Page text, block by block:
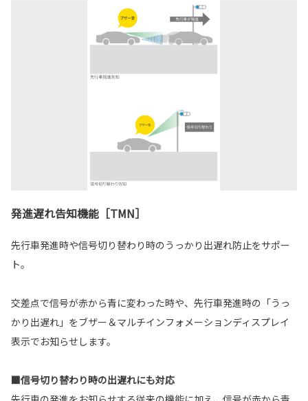
発進遅れ告知機能［TMN］
先行車発進時や信号切り替わり時のうっかり出遅れ防止をサポー
ト。
交差点で信号が赤から青に変わった時や、先行車発進時の「うっ
かり出遅れ」をブザー＆マルチインフォメーションディスプレイ
表示でお知らせします。
■信号切り替わり時の出遅れにも対応